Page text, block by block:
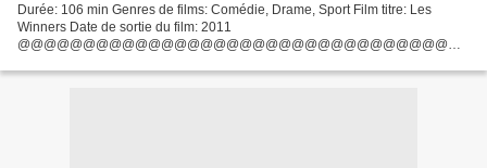
Durée: 106 min Genres de films: Comédie, Drame, Sport Film titre: Les
Winners Date de sortie du film: 2011
@@@@@@@@@@@@@@@@@@@@@@@@@@@@@@@@@
@@@@@@@@@@@@@@@@@@@@@@@@@@@@@@@@@